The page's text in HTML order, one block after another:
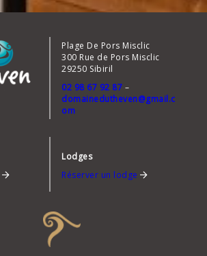
Plage De Pors Misclic
300 Rue de Pors Misclic
29250 Sibiril
02 98 67 92 87 –
domainedutheven@gmail.c
om
Lodges
Réserver un lodge